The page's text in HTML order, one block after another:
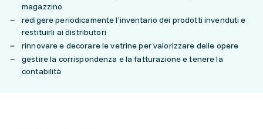
magazzino
redigere periodicamente l’inventario dei prodotti invenduti e
restituirli ai distributori
rinnovare e decorare le vetrine per valorizzare delle opere
gestire la corrispondenza e la fatturazione e tenere la
contabilità